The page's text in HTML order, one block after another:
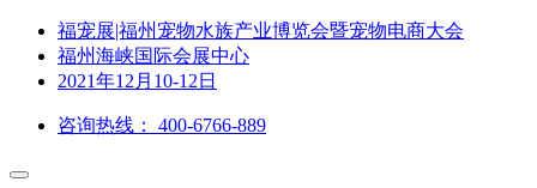
福宠展|福州宠物水族产业博览会暨宠物电商大会
福州海峡国际会展中心
2021年12月10-12日
咨询热线： 400-6766-889